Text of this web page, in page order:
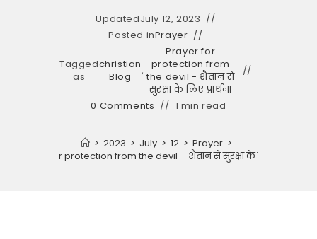
UpdatedJuly 12, 2023
Posted inPrayer
Tagged
as
christian
Blog
,
Prayer for
protection from
the devil - शैतान से
सुरक्षा के लिए प्रार्थना
0 Comments
1 min read
> 2023 > July > 12 > Prayer >
Prayer for protection from the devil – शैतान से सुरक्षा के लिए प्रार्थना